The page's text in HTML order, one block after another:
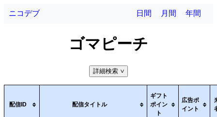
ニコデブ 日間 月間 年間
ゴマピーチ
詳細検索 >
配信ID 配信タイトル
ギフト
ポイン
ト
広告ポ
イント